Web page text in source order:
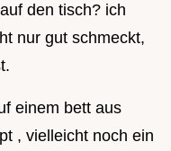
den tisch? ich
nur gut schmeckt,
einem bett aus
, vielleicht noch ein